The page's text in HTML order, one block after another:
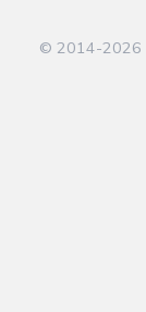
© 2014-2026